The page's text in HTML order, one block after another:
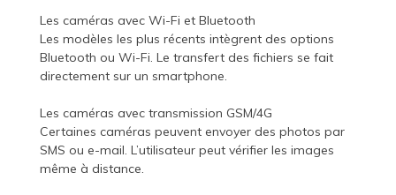
Les caméras avec Wi-Fi et Bluetooth
Les modèles les plus récents intègrent des options
Bluetooth ou Wi-Fi. Le transfert des fichiers se fait
directement sur un smartphone.
Les caméras avec transmission GSM/4G
Certaines caméras peuvent envoyer des photos par
SMS ou e-mail. L’utilisateur peut vérifier les images
même à distance.